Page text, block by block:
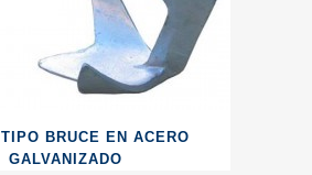
BRUCE EN ACERO
GALVANIZADO